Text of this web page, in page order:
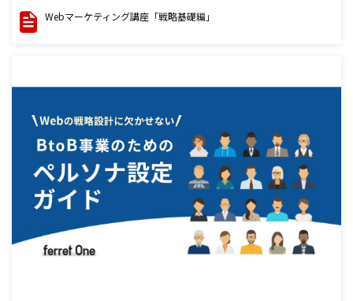
Webマーケティング講座「戦略基礎編」